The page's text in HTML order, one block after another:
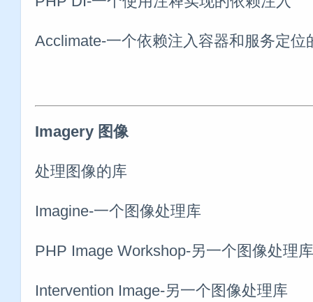
Acclimate-一个依赖注入容器和服务定位
Imagery 图像
处理图像的库
Imagine-一个图像处理库
PHP Image Workshop-另一个图像处理库
Intervention Image-另一个图像处理库